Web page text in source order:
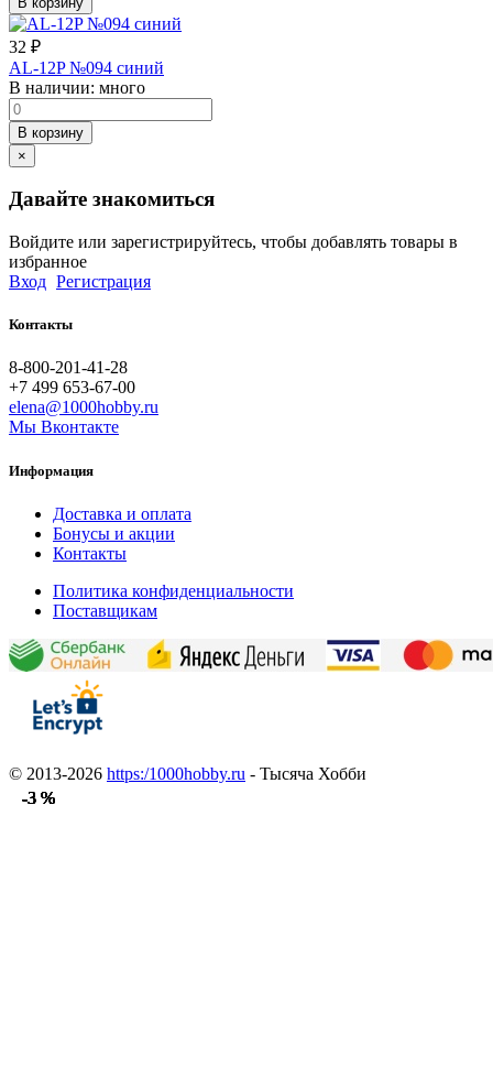
-3 %
-3 %
-3 %
-3 %
-3 %
-3 %
-3 %
-3 %
-3 %
-3 %
-3 %
-3 %
32 ₽
AL-12P №094 синий
В наличии: много
В корзину
×
Давайте знакомиться
Войдите или зарегистрируйтесь, чтобы добавлять товары в
избранное
Вход Регистрация
Контакты
8-800-201-41-28
+7 499 653-67-00
elena@1000hobby.ru
Мы Вконтакте
Информация
Доставка и оплата
Бонусы и акции
Контакты
Политика конфиденциальности
Поставщикам
© 2013-2026 https:/1000hobby.ru - Тысяча Хобби